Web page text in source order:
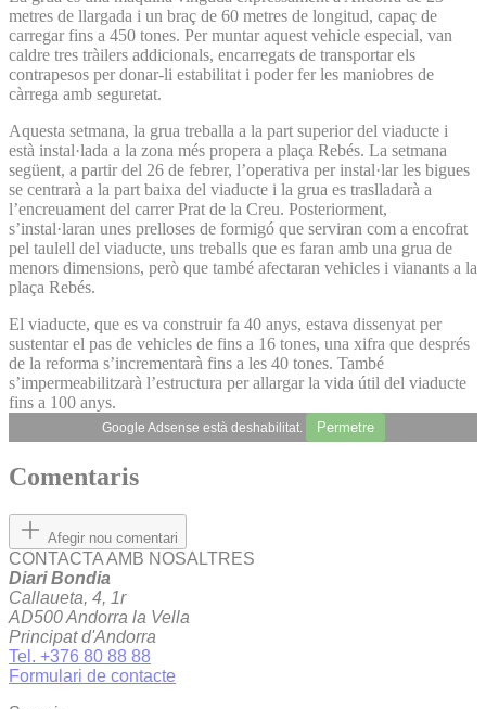
metres de llargada i un braç de 60 metres de longitud, capaç de
carregar fins a 450 tones. Per muntar aquest vehicle especial, van
caldre tres tràilers addicionals, encarregats de transportar els
contrapesos per donar-li estabilitat i poder fer les maniobres de
càrrega amb seguretat.
Aquesta setmana, la grua treballa a la part superior del viaducte i
està instal·lada a la zona més propera a plaça Rebés. La setmana
següent, a partir del 26 de febrer, l’operativa per instal·lar les bigues
se centrarà a la part baixa del viaducte i la grua es traslladarà a
l’encreuament del carrer Prat de la Creu. Posteriorment,
s’instal·laran unes prelloses de formigó que serviran com a encofrat
pel taulell del viaducte, uns treballs que es faran amb una grua de
menors dimensions, però que també afectaran vehicles i vianants a la
plaça Rebés.
El viaducte, que es va construir fa 40 anys, estava dissenyat per
sustentar el pas de vehicles de fins a 16 tones, una xifra que després
de la reforma s’incrementarà fins a les 40 tones. També
s’impermeabilitzarà l’estructura per allargar la vida útil del viaducte
fins a 100 anys.
Google Adsense està deshabilitat. Permetre
Comentaris
Afegir nou comentari
CONTACTA AMB NOSALTRES
Diari Bondia
Callaueta, 4, 1r
AD500 Andorra la Vella
Principat d'Andorra
Tel. +376 80 88 88
Formulari de contacte